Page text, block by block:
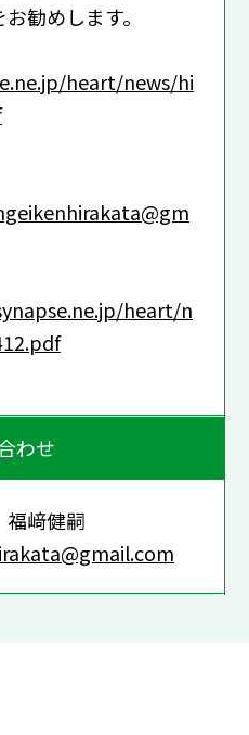
勧めします。
heart/news/hi
heart/n
わせ
﨑健嗣